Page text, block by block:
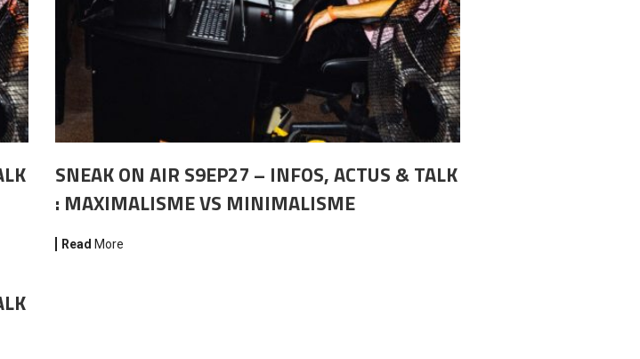
SNEAK ON AIR S9EP27 – INFOS, ACTUS & TALK
: MAXIMALISME VS MINIMALISME
Read More